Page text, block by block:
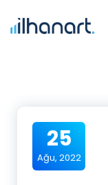
25
Ağu, 2022